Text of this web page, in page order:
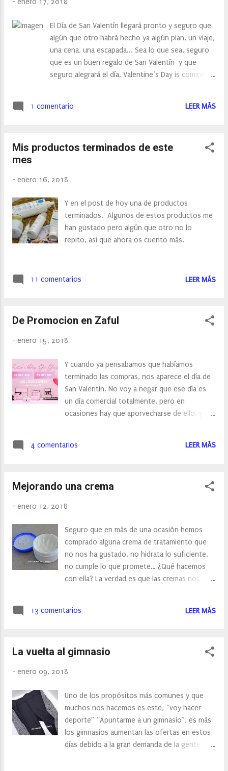
de moda basado en las increíbles
2018, que puede encontrar aquí . Esta guía
se centrará en tres diferentes planes de San
Valentín para que puedas encontrar el look
perfecto para cada ocasión: Good day babes!
February is almost here and what does it
really love all Valentine decoration in s...
- enero 17, 2018
El Día de San Valentín llegará pronto y seguro que
algún que otro habrá hecho ya algún plan, un viaje,
una cena, una escapada... Sea lo que sea, seguro
que es un buen regalo de San Valentín y que
seguro alegrará el día. Valentine’s Day is coming
time with your boyfriend/girlfriend, while some of
have a boyfriend/girlfriend or not going on a date.
whatever you choose to do, a Valentine’s Day gift
will always brighten up the day.
1 comentario LEER MÁS
Mis productos terminados de este
mes
- enero 16, 2018
Y en el post de hoy una de productos
terminados. Algunos de estos productos me
han gustado pero algún que otro no lo
repito, así que ahora os cuento más.
11 comentarios LEER MÁS
De Promocion en Zaful
- enero 15, 2018
Y cuando ya pensabamos que habíamos
terminado las compras, nos aparece el día de
San Valentin. No voy a negar que ese día es
un día comercial totalmente, pero en
ocasiones hay que aporvecharse de ello, y es
descuentos, una de ellas es Zaful , que ha
que te gustaría hacer alguna compra para San
Have you done all the shopping related to
that the shopping is done, but Valentines day
is knocking at the door and Zaful has
prepared some really interesting offers for
you! That 14th of February is getting closer
and you might want to think in advance what
eventually to treat yourself!
4 comentarios LEER MÁS
Mejorando una crema
- enero 12, 2018
Seguro que en más de una ocasión hemos
comprado alguna crema de tratamiento que
no nos ha gustado, no hidrata lo suficiente,
no cumple lo que promete… ¿Qué hacemos
con ella? La verdad es que las cremas nos
encontrar alguna solución antes de
nuestras prendas de piel. En mi caso siempre
ocasiones, para los eternos olvidados
13 comentarios LEER MÁS
La vuelta al gimnasio
- enero 09, 2018
Uno de los propósitos más comunes y que
muchos nos hacemos es este, “voy hacer
deporte” “Apuntarme a un gimnasio”, es más
los gimnasios aumentan las ofertas en estos
días debido a la gran demanda de la gente.